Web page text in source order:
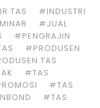
TAS
#INDUSTRI
#JUAL
#PENGRAJIN
#PRODUSEN
TAS
#TAS
#TAS
#TAS